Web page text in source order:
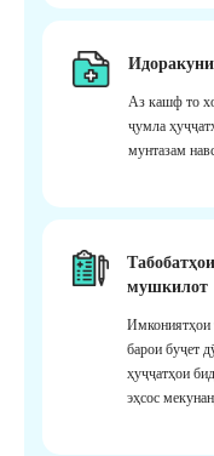
Аз кашф то
ҷумла
мунтазам
мушкилот
Имкониятҳои
барои буҷет
ҳуҷҷатҳои
эҳсос